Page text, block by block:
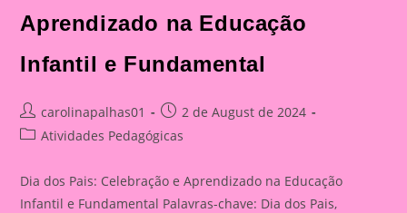
Educação
Infantil
Fundamental
Aprendizado na Educação
Infantil e Fundamental
Post
author:
carolinapalhas01
Post
published:
2 de August de 2024
PostAtividades Pedagógicas
Dia dos Pais: Celebração e Aprendizado na Educação
Infantil e Fundamental Palavras-chave: Dia dos Pais,